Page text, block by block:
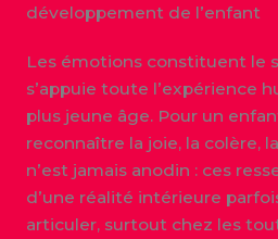
développement de l’enfant
Les émotions constituent le
s’appuie toute l’expérience
plus jeune âge. Pour un
reconnaître la joie, la colère,
n’est jamais anodin : ces
d’une réalité intérieure
articuler, surtout chez les